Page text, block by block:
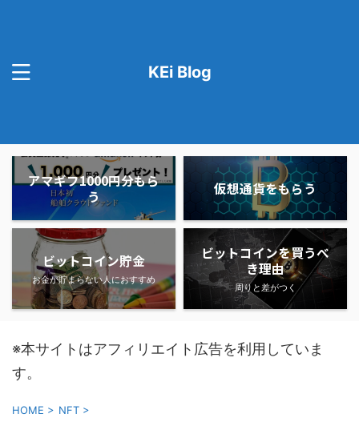
KEi Blog
アマギフ1000円分もら
う
仮想通貨をもらう
ビットコイン貯金
お金が貯まらない人におすすめ
ビットコインを買うべ
き理由
周りと差がつく
※本サイトはアフィリエイト広告を利用していま
す。
HOME > NFT >